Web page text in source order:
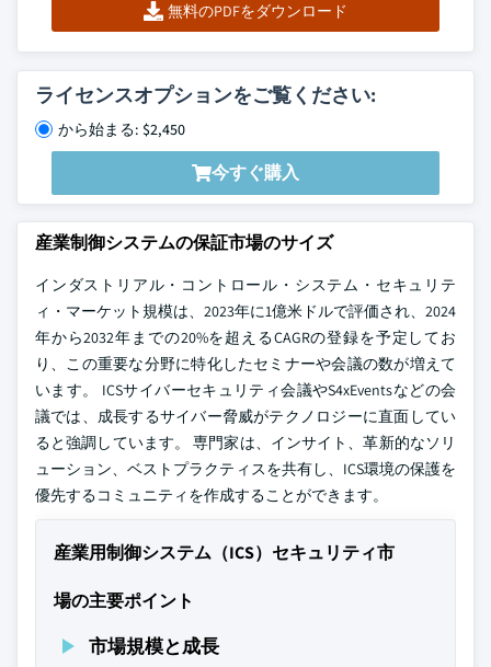
無料のPDFをダウンロード
ライセンスオプションをご覧ください:
から始まる: $2,450
今すぐ購入
産業制御システムの保証市場のサイズ
インダストリアル・コントロール・システム・セキュリテ
ィ・マーケット規模は、2023年に1億米ドルで評価され、2024
年から2032年までの20%を超えるCAGRの登録を予定してお
り、この重要な分野に特化したセミナーや会議の数が増えて
います。 ICSサイバーセキュリティ会議やS4xEventsなどの会
議では、成長するサイバー脅威がテクノロジーに直面してい
ると強調しています。 専門家は、インサイト、革新的なソリ
ューション、ベストプラクティスを共有し、ICS環境の保護を
優先するコミュニティを作成することができます。
産業用制御システム（ICS）セキュリティ市
場の主要ポイント
市場規模と成長